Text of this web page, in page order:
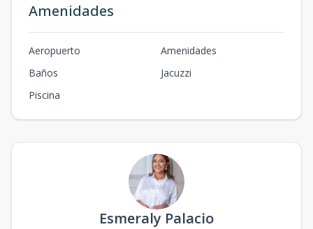
Amenidades
Aeropuerto
Amenidades
Baños
Jacuzzi
Piscina
Esmeraly Palacio